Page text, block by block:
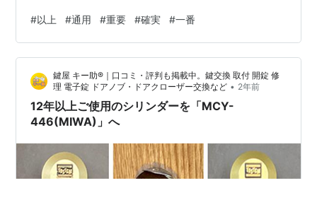
#以上 #通用 #重要 #確実 #一番
鍵屋 キー助®｜口コミ・評判も掲載中。鍵交換 取付 開錠 修
理 電子錠 ドアノブ・ドアクローザー交換など • 2年前
12年以上ご使用のシリンダーを「MCY-
446(MIWA)」へ